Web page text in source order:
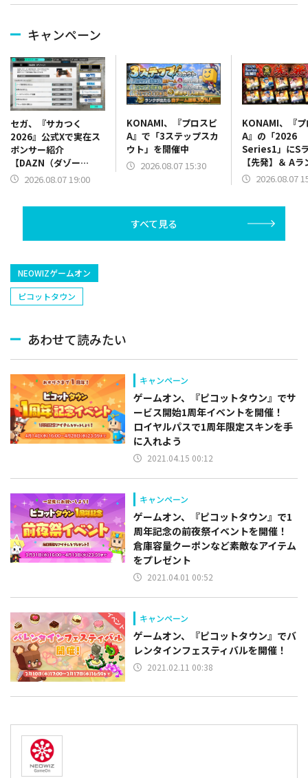
キャンペーン
セガ、『サカつく
2026』公式Xで実在ス
ポンサー紹介
【DAZN（ダゾー
ン）】篇をポスト
2026.08.07 19:00
KONAMI、『プロスピ
A』で「3ステップスカ
ウト」を開催中
2026.08.07 15:30
KONAMI、『
A』の「2026
Series1」にS
【先発】＆ Aラ
【野手】新登
塁手)、持丸泰
捕手)など
2026.08.07
すべて見る
NEOWIZゲームオン
ピコットタウン
あわせて読みたい
キャンペーン
ゲームオン、『ピコットタウン』でサ
ービス開始1周年イベントを開催！
ロイヤルパスで1周年限定スキンを手
に入れよう
2021.04.15 00:12
キャンペーン
ゲームオン、『ピコットタウン』で1
周年記念の前夜祭イベントを開催！
倉庫容量クーポンなど素敵なアイテム
をプレゼント
2021.04.01 00:52
キャンペーン
ゲームオン、『ピコットタウン』でバ
レンタインフェスティバルを開催！
2021.02.11 00:38